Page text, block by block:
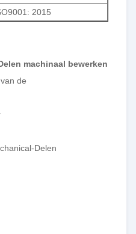
2015
machinaal bewerken
de
Delen